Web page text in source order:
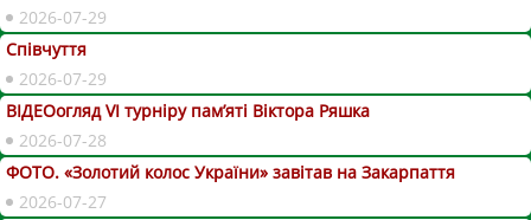
2026-07-29
Співчуття
2026-07-29
ВІДЕОогляд VІ турніру пам’яті Віктора Ряшка
2026-07-28
ФОТО. «Золотий колос України» завітав на Закарпаття
2026-07-27